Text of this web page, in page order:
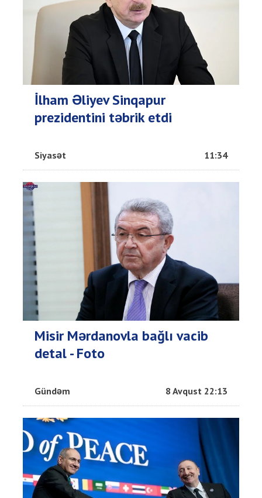
İlham Əliyev Sinqapur
prezidentini təbrik etdi
Siyasət 11:34
Misir Mərdanovla bağlı vacib
detal - Foto
Gündəm 8 Avqust 22:13